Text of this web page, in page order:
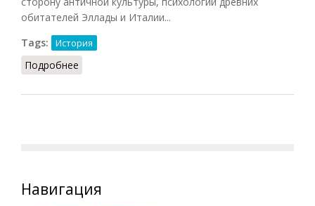
обитателей Эллады и Италии...
Tags:
История
Подробнее
Навигация